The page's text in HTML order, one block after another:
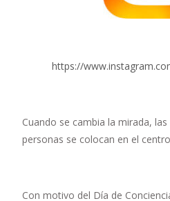
https://
Cuando se cambia la mirada,
personas se colocan en el
Con motivo del Día de